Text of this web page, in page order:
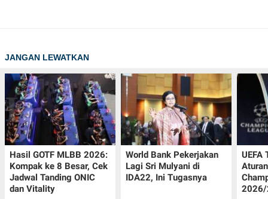
JANGAN LEWATKAN
Hasil GOTF MLBB 2026:
Kompak ke 8 Besar, Cek
Jadwal Tanding ONIC
dan Vitality
World Bank Pekerjakan
Lagi Sri Mulyani di
IDA22, Ini Tugasnya
UEFA
2026/